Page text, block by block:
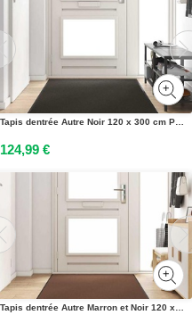
Tapis dentrée Autre Noir 120 x 300 cm Polypropylène et vinyle
124,99 €
Tapis dentrée Autre Marron et Noir 120 x 250 cm